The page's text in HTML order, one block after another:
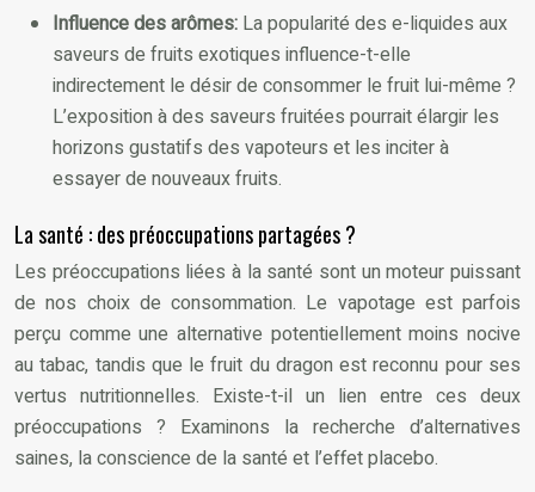
Influence des arômes: La popularité des e-liquides aux
saveurs de fruits exotiques influence-t-elle
indirectement le désir de consommer le fruit lui-même ?
L’exposition à des saveurs fruitées pourrait élargir les
horizons gustatifs des vapoteurs et les inciter à
essayer de nouveaux fruits.
La santé : des préoccupations partagées ?
Les préoccupations liées à la santé sont un moteur puissant
de nos choix de consommation. Le vapotage est parfois
perçu comme une alternative potentiellement moins nocive
au tabac, tandis que le fruit du dragon est reconnu pour ses
vertus nutritionnelles. Existe-t-il un lien entre ces deux
préoccupations ? Examinons la recherche d’alternatives
saines, la conscience de la santé et l’effet placebo.